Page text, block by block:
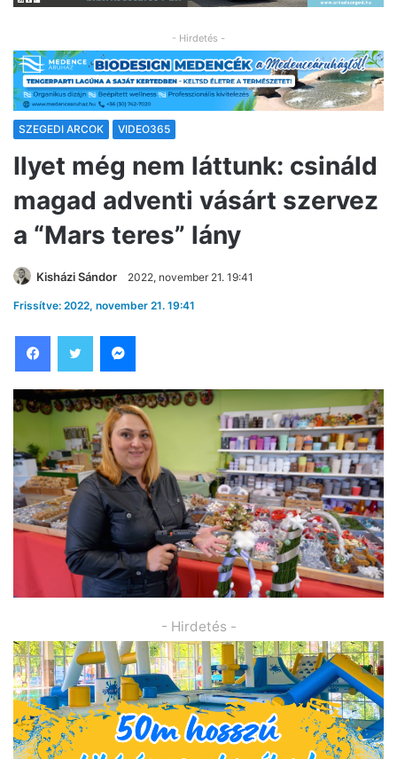
- Hirdetés -
SZEGEDI ARCOK VIDEO365
Ilyet még nem láttunk: csináld
magad adventi vásárt szervez
a “Mars teres” lány
Kisházi Sándor 2022, november 21. 19:41
Frissítve: 2022, november 21. 19:41
- Hirdetés -